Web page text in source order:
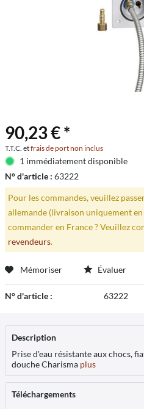
90,23 € *
T.T.C. etfrais de port non inclus
1 immédiatement disponible
N° d'article : 63222
Pour les commandes, veuillez
allemande (livraison uniquement
commander en France ? Veuillez
revendeurs.
Mémoriser Évaluer
N° d'article : 63222
Description
Prise d'eau résistante aux chocs,
douche Charisma plus
Téléchargements